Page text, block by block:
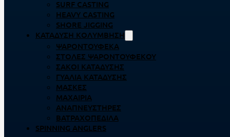
SURF CASTING
HEAVY CASTING
SHORE JIGGING
ΚΑΤΆΔΥΣΗ ΚΟΛΎΜΒΗΣΗ
ΨΑΡΟΝΤΟΎΦΕΚΑ
ΣΤΟΛΈΣ ΨΑΡΟΝΤΟΎΦΕΚΟΥ
ΣΆΚΟΙ ΚΑΤΆΔΥΣΗΣ
ΓΥΑΛΙΆ ΚΑΤΆΔΥΣΗΣ
ΜΆΣΚΕΣ
ΜΑΧΑΊΡΙΑ
ΑΝΑΠΝΕΥΣΤΉΡΕΣ
ΒΑΤΡΑΧΟΠΈΔΙΛΑ
SPINNING ANGLERS